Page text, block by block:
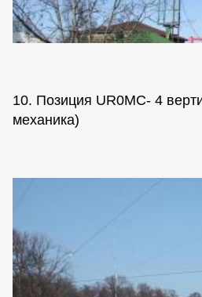
10. Позиция UR0MC- 4
механика)